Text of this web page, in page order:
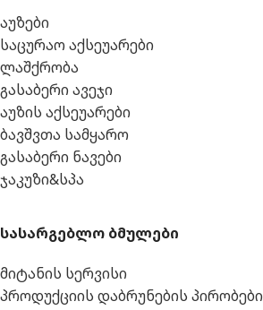
აუზები
საცურაო აქსეუარები
ლაშქრობა
გასაბერი ავეჯი
აუზის აქსეუარები
ბავშვთა სამყარო
გასაბერი ნავები
ჯაკუზი&სპა
სასარგებლო ბმულები
მიტანის სერვისი
პროდუქციის დაბრუნების პირობები